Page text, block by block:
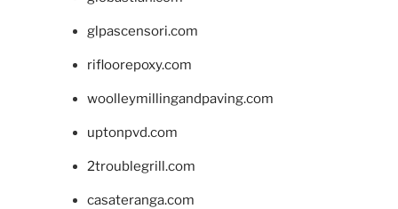
glpascensori.com
rifloorepoxy.com
woolleymillingandpaving.com
uptonpvd.com
2troublegrill.com
casateranga.com